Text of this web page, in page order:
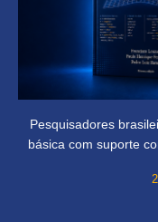
Pesquisadores
básica com suporte